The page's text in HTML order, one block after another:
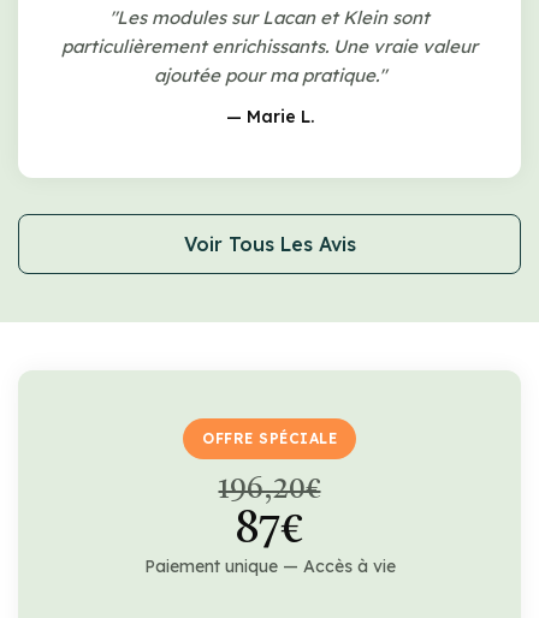
"Les modules sur Lacan et Klein sont
particulièrement enrichissants. Une vraie valeur
ajoutée pour ma pratique."
— Marie L.
Voir Tous Les Avis
OFFRE SPÉCIALE
196,20€
87€
Paiement unique — Accès à vie